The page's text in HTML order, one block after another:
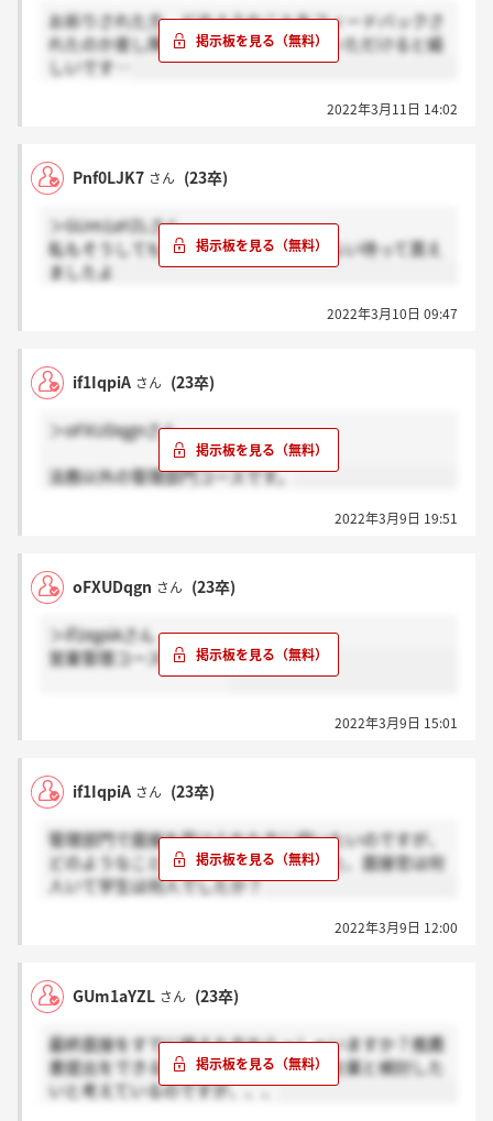
お祈りされた方、どのようなことをフィードバックさ
れたのか差し障りが無かったら教えていただけると嬉
しいです…
2022年3月11日 14:02
Pnf0LJK7 さん (23卒)
＞GUm1aYZLさん
私もそうしてもらいました、一週間くらい待って貰え
ましたよ
2022年3月10日 09:47
if1IqpiA さん (23卒)
＞oFXUDqgnさん
法務以外の管理部門コースです。
2022年3月9日 19:51
oFXUDqgn さん (23卒)
＞if1IqpiAさん
営業管理コースですか？
2022年3月9日 15:01
if1IqpiA さん (23卒)
管理部門で面接を受けられた方に伺いたいのですが、
どのようなことを聞かれましたか？また、面接官は何
人いて学生は何人でしたか？
2022年3月9日 12:00
GUm1aYZL さん (23卒)
最終面接をすでに終えた方おらっしゃいますか？推薦
書提出をできるだけ先延ばしにして他企業と検討した
いと考えているのですが、、、